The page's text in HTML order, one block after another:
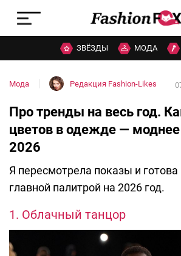
ЗВЁЗДЫ МОДА
Мода Редакция Fashion-Likes
Про тренды на весь год.
цветов в одежде —
2026
Я пересмотрела показы и готова
главной палитрой на 2026 год.
1. Облачный танцор